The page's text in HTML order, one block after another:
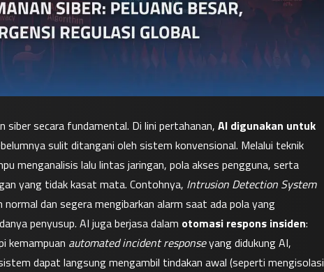
siber secara fundamental. Di lini pertahanan, AI digunakan untuk
menganalisis lalu lintas jaringan, pola akses pengguna, serta
yang tidak kasat mata. Contohnya, Intrusion Detection System
dan segera mengibarkan alarm saat ada pola yang
penyusup. AI juga berjasa dalam otomasi respons insiden:
kemampuan automated incident response yang didukung AI,
dapat langsung mengambil tindakan awal (seperti mengisolasi